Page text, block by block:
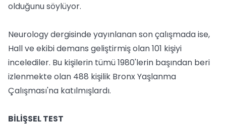
olduğunu söylüyor.
Neurology dergisinde yayınlanan son çalışmada ise,
Hall ve ekibi demans geliştirmiş olan 101 kişiyi
incelediler. Bu kişilerin tümü 1980'lerin başından beri
izlenmekte olan 488 kişilik Bronx Yaşlanma
Çalışması'na katılmışlardı.
BİLİŞSEL TEST